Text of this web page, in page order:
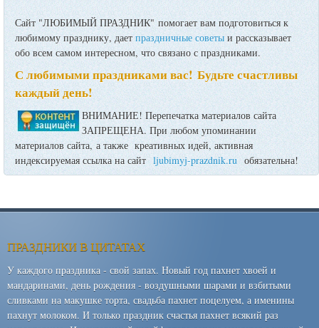
Сайт "ЛЮБИМЫЙ ПРАЗДНИК" помогает вам подготовиться к
любимому празднику, даетпраздничные советы и рассказывает
обо всем самом интересном, что связано с праздниками.
С любимыми праздниками вас! Будьте счастливы
каждый день!
ВНИМАНИЕ! Перепечатка материалов сайта
ЗАПРЕЩЕНА. При любом упоминании
материалов сайта, а также креативных идей, активная
индексируемая ссылка на сайт ljubimyj-prazdnik.ru обязательна!
ПРАЗДНИКИ В ЦИТАТАХ
У каждого праздника - свой запах. Новый год пахнет хвоей и
мандаринами, день рождения - воздушными шарами и взбитыми
сливками на макушке торта, свадьба пахнет поцелуем, а именины
пахнут молоком. И только праздник счастья пахнет всякий раз